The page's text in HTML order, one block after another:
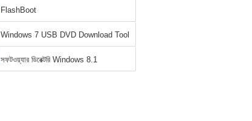
FlashBoot
Windows 7 USB DVD Download Tool
সফটওয়্যার ডিরেক্টরি Windows 8.1